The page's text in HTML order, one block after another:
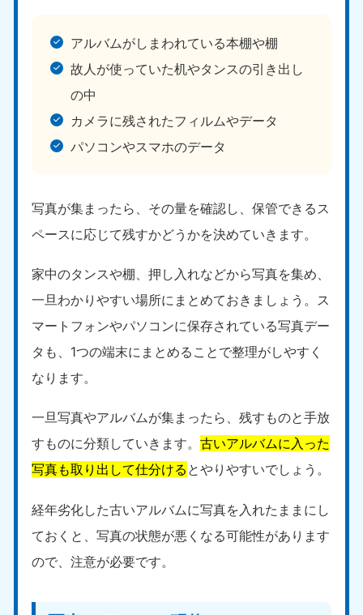
アルバムがしまわれている本棚や棚
故人が使っていた机やタンスの引き出し
の中
カメラに残されたフィルムやデータ
パソコンやスマホのデータ
写真が集まったら、その量を確認し、保管できるス
ペースに応じて残すかどうかを決めていきます。
家中のタンスや棚、押し入れなどから写真を集め、
一旦わかりやすい場所にまとめておきましょう。ス
マートフォンやパソコンに保存されている写真デー
タも、1つの端末にまとめることで整理がしやすく
なります。
一旦写真やアルバムが集まったら、残すものと手放
すものに分類していきます。古いアルバムに入った
写真も取り出して仕分ける とやりやすいでしょう。
経年劣化した古いアルバムに写真を入れたままにし
ておくと、写真の状態が悪くなる可能性があります
ので、注意が必要です。
大阪府
050-1881-5250
9:00〜19:00 年中無休
兵庫県
050-1881-5251
9:00〜19:00 年中無休
奈良県
050-1881-5249
9:00〜19:00 年中無休
三重県
050-1881-5254
9:00〜19:00 年中無休
050-1881-5253
9:00〜19:00 年中無休
050-1881-5252
9:00〜19:00 年中無休
050-1881-5248
9:00〜19:00 年中無休
中国
岡山県
050-1881-5146
山口県
050-1881-5144
9:00〜19:00 年中無休
鳥取県
050-1881-5156
9:00〜19:00 年中無休
島根県
050-1881-5145
9:00〜19:00 年中無休